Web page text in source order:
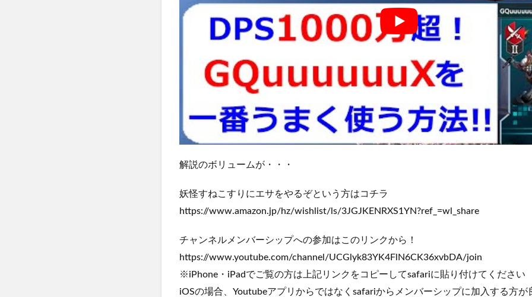
解説のボリュームが・・・
妖怪すねこすりにエサをやるぞという方はコチラ
https://www.amazon.jp/hz/wishlist/ls/3JGJKENRXS1YN?ref_=wl_share
チャンネルメンバーシップへの参加はこのリンクから！
https://www.youtube.com/channel/UCGlyk83YK4FlN6CK36xvbDA/join
※iPhone・iPadでご覧の方は上記リンクをコピーしてsafariに貼り付けてください
iOSの場合、Youtubeアプリからではなくsafariからメンバーシップに加入する方が